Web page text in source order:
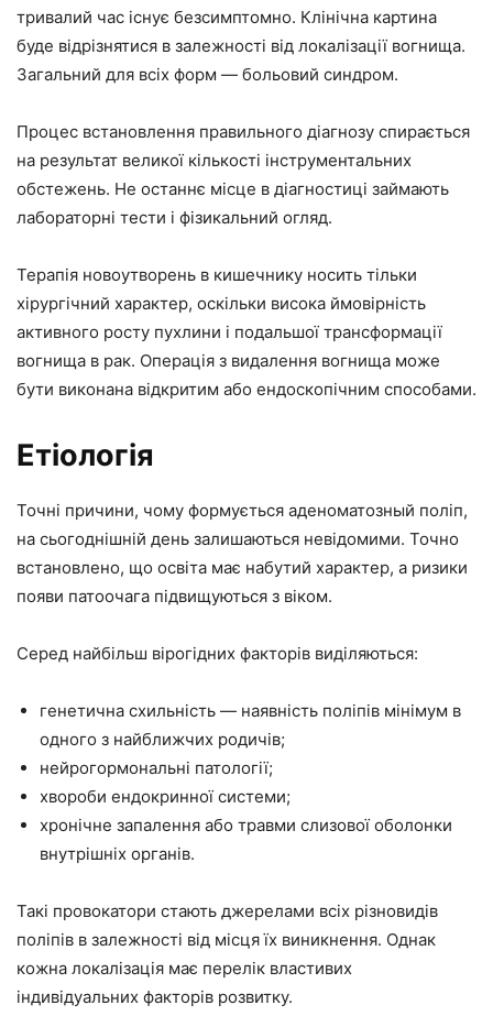
тривалий час існує безсимптомно. Клінічна картина
буде відрізнятися в залежності від локалізації вогнища.
Загальний для всіх форм — больовий синдром.
Процес встановлення правильного діагнозу спирається
на результат великої кількості інструментальних
обстежень. Не останнє місце в діагностиці займають
лабораторні тести і фізикальний огляд.
Терапія новоутворень в кишечнику носить тільки
хірургічний характер, оскільки висока ймовірність
активного росту пухлини і подальшої трансформації
вогнища в рак. Операція з видалення вогнища може
бути виконана відкритим або ендоскопічним способами.
Етіологія
Точні причини, чому формується аденоматозный поліп,
на сьогоднішній день залишаються невідомими. Точно
встановлено, що освіта має набутий характер, а ризики
появи патоочага підвищуються з віком.
Серед найбільш вірогідних факторів виділяються:
генетична схильність — наявність поліпів мінімум в
одного з найближчих родичів;
нейрогормональні патології;
хвороби ендокринної системи;
хронічне запалення або травми слизової оболонки
внутрішніх органів.
Такі провокатори стають джерелами всіх різновидів
поліпів в залежності від місця їх виникнення. Однак
кожна локалізація має перелік властивих
індивідуальних факторів розвитку.